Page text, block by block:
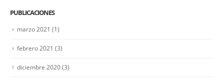
PUBLICACIONES
marzo 2021 (1)
febrero 2021 (3)
diciembre 2020(3)